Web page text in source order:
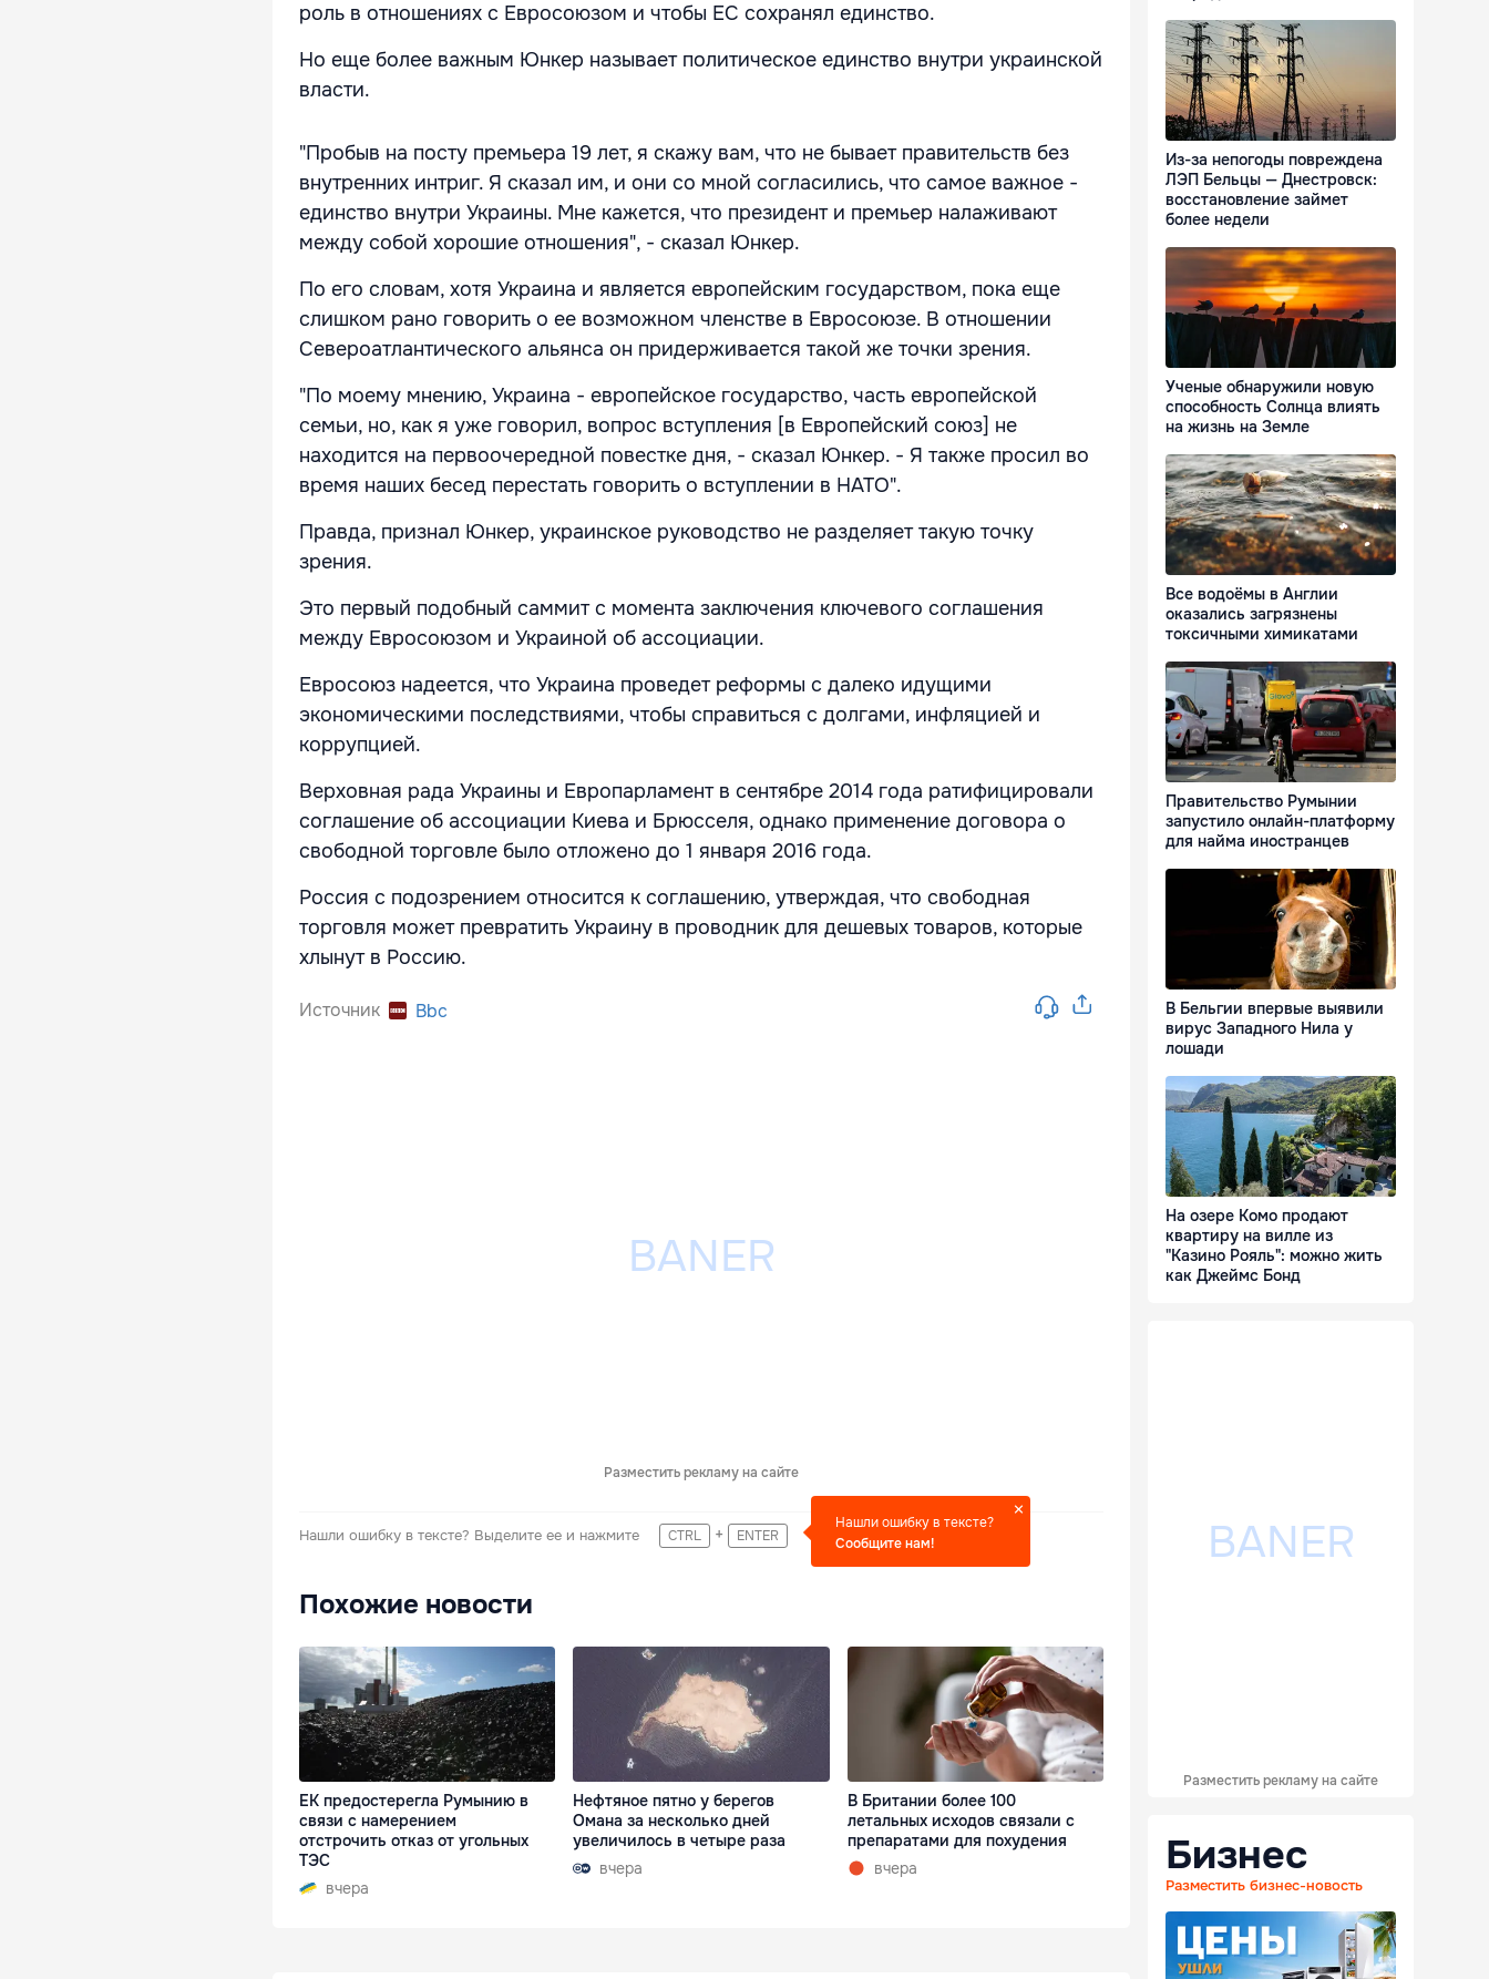
роль в отношениях с Евросоюзом и чтобы ЕС сохранял единство.
Но еще более важным Юнкер называет политическое единство внутри украинской
власти.
"Пробыв на посту премьера 19 лет, я скажу вам, что не бывает правительств без
внутренних интриг. Я сказал им, и они со мной согласились, что самое важное -
единство внутри Украины. Мне кажется, что президент и премьер налаживают
между собой хорошие отношения", - сказал Юнкер.
По его словам, хотя Украина и является европейским государством, пока еще
слишком рано говорить о ее возможном членстве в Евросоюзе. В отношении
Североатлантического альянса он придерживается такой же точки зрения.
"По моему мнению, Украина - европейское государство, часть европейской
семьи, но, как я уже говорил, вопрос вступления [в Европейский союз] не
находится на первоочередной повестке дня, - сказал Юнкер. - Я также просил во
время наших бесед перестать говорить о вступлении в НАТО".
Правда, признал Юнкер, украинское руководство не разделяет такую точку
зрения.
Это первый подобный саммит с момента заключения ключевого соглашения
между Евросоюзом и Украиной об ассоциации.
Евросоюз надеется, что Украина проведет реформы с далеко идущими
экономическими последствиями, чтобы справиться с долгами, инфляцией и
коррупцией.
Верховная рада Украины и Европарламент в сентябре 2014 года ратифицировали
соглашение об ассоциации Киева и Брюсселя, однако применение договора о
свободной торговле было отложено до 1 января 2016 года.
Россия с подозрением относится к соглашению, утверждая, что свободная
торговля может превратить Украину в проводник для дешевых товаров, которые
хлынут в Россию.
Источник Bbc
Разместить рекламу на сайте
Нашли ошибку в тексте? Выделите ее и нажмите CTRL + ENTER
Нашли ошибку в тексте?
Сообщите нам!
Похожие новости
ЕК предостерегла Румынию в
связи с намерением
отстрочить отказ от угольных
ТЭС
вчера
Нефтяное пятно у берегов
Омана за несколько дней
увеличилось в четыре раза
вчера
В Британии более 100
летальных исходов связали с
препаратами для похудения
вчера
Из-за непогоды повреждена
ЛЭП Бельцы — Днестровск:
восстановление займет
более недели
Ученые обнаружили новую
способность Солнца влиять
на жизнь на Земле
Все водоёмы в Англии
оказались загрязнены
токсичными химикатами
Правительство Румынии
запустило онлайн-платформу
для найма иностранцев
В Бельгии впервые выявили
вирус Западного Нила у
лошади
На озере Комо продают
квартиру на вилле из
"Казино Рояль": можно жить
как Джеймс Бонд
Разместить рекламу на сайте
Бизнес
Разместить бизнес-новость